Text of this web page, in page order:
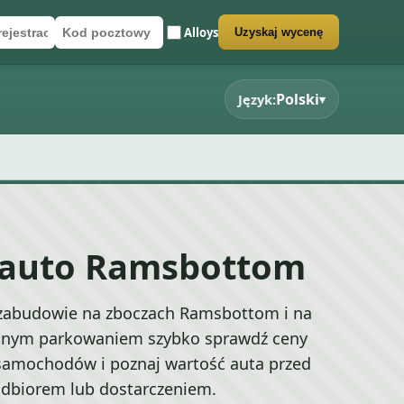
Alloys
wyceny Uzyskaj wycenę
Język:Polski▾
Ramsbottom
na zboczach Ramsbottom i na
parkowaniem szybko sprawdź ceny
i poznaj wartość auta przed
lub dostarczeniem.